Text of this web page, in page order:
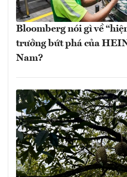
Bloomberg nói gì về
trưởng bứt phá của
Nam?